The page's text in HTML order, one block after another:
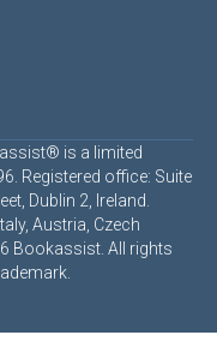
is a limited
Registered office: Suite
Dublin 2, Ireland.
Austria, Czech
Bookassist. All rights